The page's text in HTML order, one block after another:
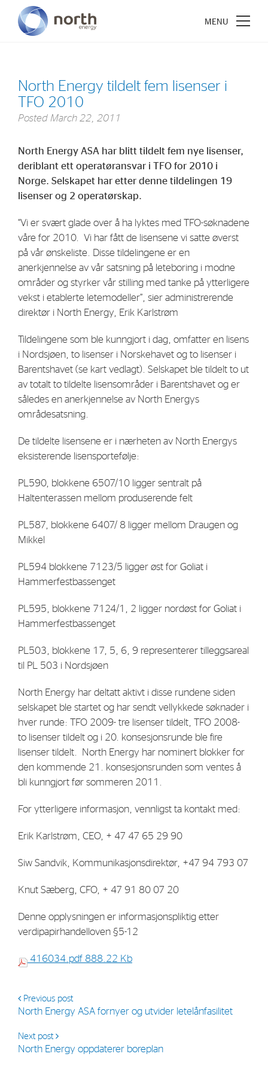
North Energy tildelt fem lisenser i
TFO 2010
Posted March 22, 2011
North Energy ASA har blitt tildelt fem nye lisenser,
deriblant ett operatøransvar i TFO for 2010 i
Norge. Selskapet har etter denne tildelingen 19
lisenser og 2 operatørskap.
“Vi er svært glade over å ha lyktes med TFO-søknadene
våre for 2010. Vi har fått de lisensene vi satte øverst
på vår ønskeliste. Disse tildelingene er en
anerkjennelse av vår satsning på leteboring i modne
områder og styrker vår stilling med tanke på ytterligere
vekst i etablerte letemodeller”, sier administrerende
direktør i North Energy, Erik Karlstrøm
Tildelingene som ble kunngjort i dag, omfatter en lisens
i Nordsjøen, to lisenser i Norskehavet og to lisenser i
Barentshavet (se kart vedlagt). Selskapet ble tildelt to ut
av totalt to tildelte lisensområder i Barentshavet og er
således en anerkjennelse av North Energys
områdesatsning.
De tildelte lisensene er i nærheten av North Energys
eksisterende lisensportefølje:
PL590, blokkene 6507/10 ligger sentralt på
Haltenterassen mellom produserende felt
PL587, blokkene 6407/ 8 ligger mellom Draugen og
Mikkel
PL594 blokkene 7123/5 ligger øst for Goliat i
Hammerfestbassenget
PL595, blokkene 7124/1, 2 ligger nordøst for Goliat i
Hammerfestbassenget
PL503, blokkene 17, 5, 6, 9 representerer tilleggsareal
til PL 503 i Nordsjøen
North Energy har deltatt aktivt i disse rundene siden
selskapet ble startet og har sendt vellykkede søknader i
hver runde: TFO 2009- tre lisenser tildelt, TFO 2008-
to lisenser tildelt og i 20. konsesjonsrunde ble fire
lisenser tildelt. North Energy har nominert blokker for
den kommende 21. konsesjonsrunden som ventes å
bli kunngjort før sommeren 2011.
For ytterligere informasjon, vennligst ta kontakt med:
Erik Karlstrøm, CEO, + 47 47 65 29 90
Siw Sandvik, Kommunikasjonsdirektør, +47 94 793 07
Knut Sæberg, CFO, + 47 91 80 07 20
Denne opplysningen er informasjonspliktig etter
verdipapirhandelloven §5-12
416034.pdf 888.22 Kb
Previous post
North Energy ASA fornyer og utvider letelånfasilitet
Next post
North Energy oppdaterer boreplan
About North Energy
Company History
Board & Management
Investments
Industrial Holdings
Financial Investments
Strategy
Investors
Share Performance
Financial Reports & Calendar
Stock Exchange Releases
Share Information